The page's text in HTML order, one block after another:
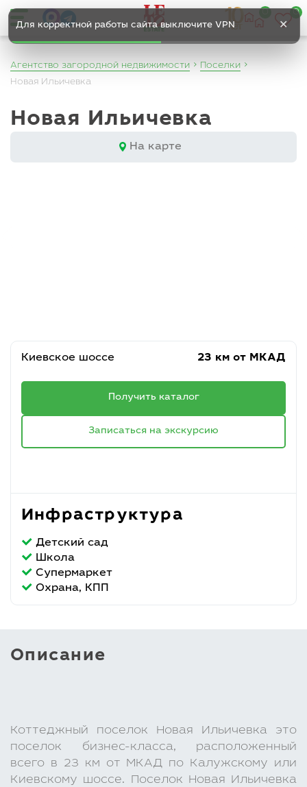
Для корректной работы сайта выключите VPN ✕
0
Агентство загородной недвижимости
Поселки
Новая Ильичевка
Новая Ильичевка
На карте
Киевское шоссе 23 км от МКАД
Получить каталог
Записаться на экскурсию
Инфраструктура
Детский сад
Школа
Супермаркет
Охрана, КПП
Описание
Коттеджный поселок Новая Ильичевка это
поселок бизнес-класса, расположенный
всего в 23 км от МКАД по Калужскому или
Киевскому шоссе. Поселок Новая Ильичевка